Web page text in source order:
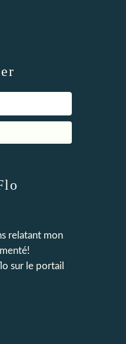
relatant mon
sur le portail